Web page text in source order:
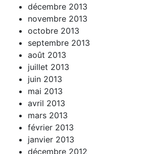
décembre 2013
novembre 2013
octobre 2013
septembre 2013
août 2013
juillet 2013
juin 2013
mai 2013
avril 2013
mars 2013
février 2013
janvier 2013
décembre 2012